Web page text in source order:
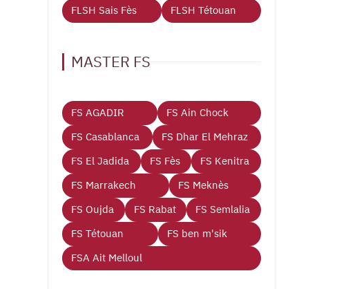
FLSH Sais Fès
FLSH Tétouan
MASTER FS
FS AGADIR
FS Ain Chock
FS Casablanca
FS Dhar El Mehraz
FS El Jadida
FS Fès
FS Kenitra
FS Marrakech
FS Meknès
FS Oujda
FS Rabat
FS Semlalia
FS Tétouan
FS ben m'sik
FSA Ait Melloul